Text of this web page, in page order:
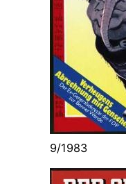
9/1983